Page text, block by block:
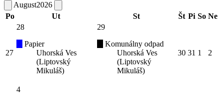
August2026
Po
Ut St Št Pi So Ne
27
28
Papier
Uhorská Ves
(Liptovský
Mikuláš)
29
Komunálny odpad
Uhorská Ves
(Liptovský
Mikuláš)
30 31 1 2
4